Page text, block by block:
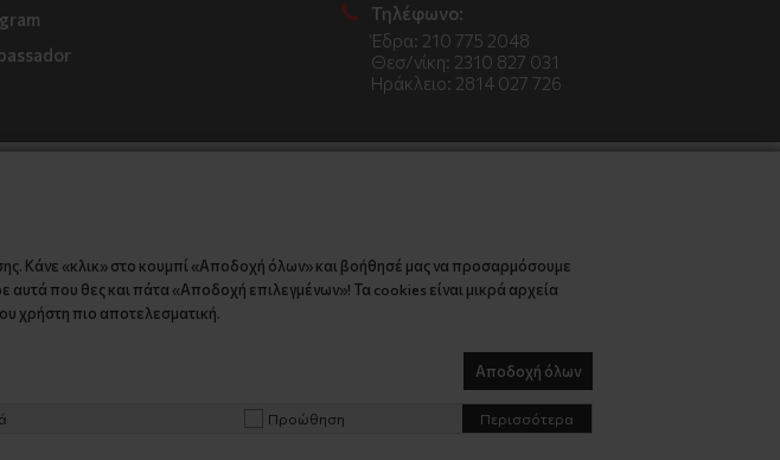
Τηλέφωνο:
Έδρα: 210 775 2048
Θεσ/νίκη: 2310 827 031
Ηράκλειο: 2814 027 726
Κάνε «κλικ» στο κουμπί «Αποδοχή όλων» και βοήθησέ μας να προσαρμόσουμε
αυτά που θες και πάτα «Αποδοχή επιλεγμένων»! Τα cookies είναι μικρά αρχεία
χρήστη πιο αποτελεσματική.
Αποδοχή όλων
Προώθηση Περισσότερα